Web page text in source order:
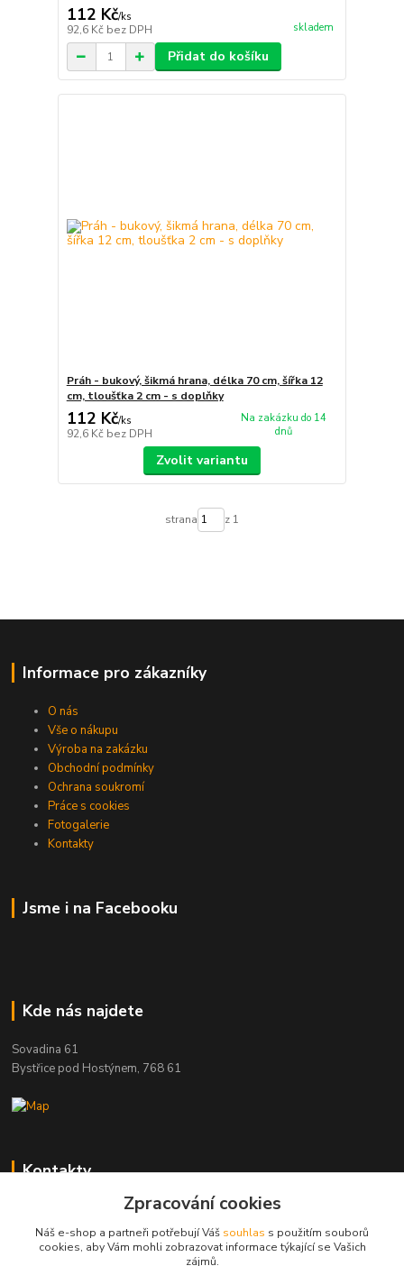
112 Kč/ks
92,6 Kč bez DPH skladem
Přidat do košíku
Práh - bukový, šikmá hrana, délka 70 cm, šířka 12
cm, tloušťka 2 cm - s doplňky
112 Kč/ks
92,6 Kč bez DPH
Na zakázku do 14
dnů
Zvolit variantu
strana z 1
Informace pro zákazníky
O nás
Vše o nákupu
Výroba na zakázku
Obchodní podmínky
Ochrana soukromí
Práce s cookies
Fotogalerie
Kontakty
Jsme i na Facebooku
Kde nás najdete
Sovadina 61
Bystřice pod Hostýnem, 768 61
Kontakty
DŘEVOPRODUKT BEDNAŘÍK s.r.o.
+420 739 454 600
(Po-Pá, 7-15 hod.)
Zpracování cookies
Náš e-shop a partneři potřebují Váš souhlas s použitím souborů
cookies, aby Vám mohli zobrazovat informace týkající se Vašich
zájmů.